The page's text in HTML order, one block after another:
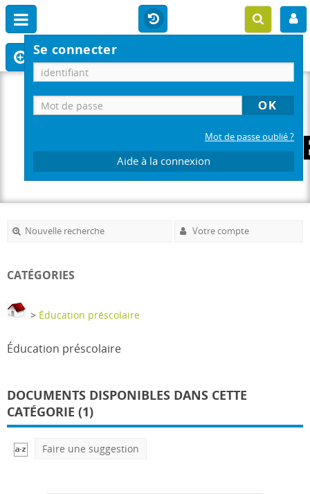
Se connecter
Mot de passe oublié ?
Aide à la connexion
Nouvelle recherche Votre compte
CATÉGORIES
> Éducation préscolaire
Éducation préscolaire
DOCUMENTS DISPONIBLES DANS CETTE
CATÉGORIE (1)
Faire une suggestion